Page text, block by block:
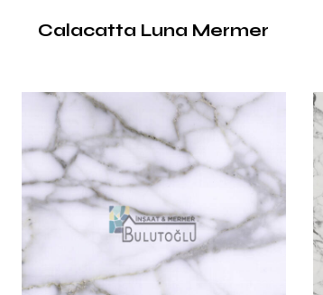
Calacatta Luna Mermer